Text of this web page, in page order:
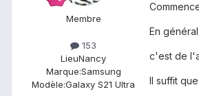
Membre
153
LieuNancy
Marque:Samsung
Modèle:Galaxy S21 Ultra
En
c'est de
Il suffit